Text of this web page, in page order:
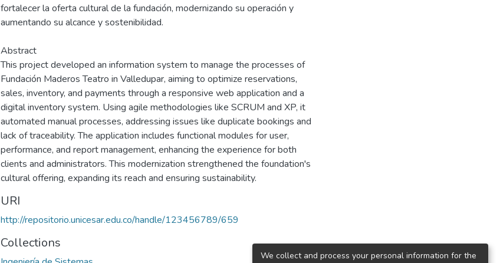
fortalecer la oferta cultural de la fundación, modernizando su operación y
aumentando su alcance y sostenibilidad.
Abstract
This project developed an information system to manage the processes of
Fundación Maderos Teatro in Valledupar, aiming to optimize reservations,
sales, inventory, and payments through a responsive web application and a
digital inventory system. Using agile methodologies like SCRUM and XP, it
automated manual processes, addressing issues like duplicate bookings and
lack of traceability. The application includes functional modules for user,
performance, and report management, enhancing the experience for both
clients and administrators. This modernization strengthened the foundation's
cultural offering, expanding its reach and ensuring sustainability.
URI
http://repositorio.unicesar.edu.co/handle/123456789/659
Collections
We collect and process your personal information for the